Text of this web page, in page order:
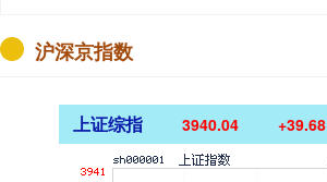
沪深京指数
上证综指 3940.04 +39.68